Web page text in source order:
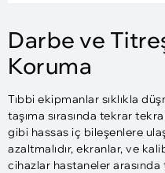
Darbe ve
Koruma
Tıbbi ekipmanlar sıklıkla
taşıma sırasında tekrar
gibi hassas iç bileşenlere
azaltmalıdır, ekranlar, ve
cihazlar hastaneler arasında